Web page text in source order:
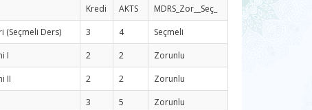
Kredi AKTS
MDRS_Zor__Seç_
(Seçmeli Ders) 3 4
Seçmeli
I 2 2
Zorunlu
II 2 2
Zorunlu
3 5
Zorunlu